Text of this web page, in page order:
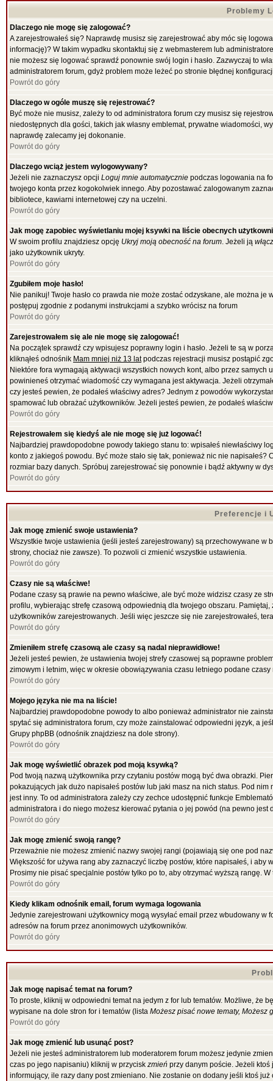
Problemy
Dlaczego nie mogę się zalogować?
A zarejestrowałeś się? Naprawdę musisz się zarejestrować aby móc się
informację)? W takim wypadku skontaktuj się z webmasterem lub
nie możesz się logować sprawdź ponownie swój login i hasło. Zazwyczaj to
administratorem forum, gdyż problem może leżeć po stronie błędnej
Powrót do góry
Dlaczego w ogóle muszę się rejestrować?
Być może nie musisz, zależy to od administratora forum czy musisz się
niedostępnych dla gości, takich jak własny emblemat, prywatne wiadomości,
naprawdę zalecamy jej dokonanie.
Powrót do góry
Dlaczego wciąż jestem wylogowywany?
Jeżeli nie zaznaczysz opcji Loguj mnie automatycznie podczas logowania na
twojego konta przez kogokolwiek innego. Aby pozostawać zalogowanym
bibliotece, kawiarni internetowej czy na uczelni.
Powrót do góry
Jak mogę zapobiec wyświetlaniu mojej ksywki na liście obecnych
W swoim profilu znajdziesz opcję Ukryj moją obecność na forum. Jeżeli ją
jako użytkownik ukryty.
Powrót do góry
Zgubiłem moje hasło!
Nie panikuj! Twoje hasło co prawda nie może zostać odzyskane, ale można
postępuj zgodnie z podanymi instrukcjami a szybko wrócisz na forum
Powrót do góry
Zarejestrowałem się ale nie mogę się zalogować!
Na początek sprawdź czy wpisujesz poprawny login i hasło. Jeżeli te są w
kliknąłeś odnośnik Mam mniej niż 13 latpodczas rejestracji musisz postąpić
Niektóre fora wymagają aktywacji wszystkich nowych kont, albo przez
powinieneś otrzymać wiadomość czy wymagana jest aktywacja. Jeżeli
czy jesteś pewien, że podałeś właściwy adres? Jednym z powodów
spamować lub obrażać użytkowników. Jeżeli jesteś pewien, że podałeś
Powrót do góry
Rejestrowałem się kiedyś ale nie mogę się już logować!
Najbardziej prawdopodobne powody takiego stanu to: wpisałeś niewłaściwy
konto z jakiegoś powodu. Być może stało się tak, ponieważ nic nie
rozmiar bazy danych. Spróbuj zarejestrować się ponownie i bądź aktywny w
Powrót do góry
Preferencje i
Jak mogę zmienić swoje ustawienia?
Wszystkie twoje ustawienia (jeśli jesteś zarejestrowany) są przechowywane w
strony, chociaż nie zawsze). To pozwoli ci zmienić wszystkie ustawienia.
Powrót do góry
Czasy nie są właściwe!
Podane czasy są prawie na pewno właściwe, ale być może widzisz czasy ze
profilu, wybierając strefę czasową odpowiednią dla twojego obszaru.
użytkowników zarejestrowanych. Jeśli więc jeszcze się nie zarejestrowałeś,
Powrót do góry
Zmieniłem strefę czasową ale czasy są nadal nieprawidłowe!
Jeżeli jesteś pewien, że ustawienia twojej strefy czasowej są poprawne
zimowym i letnim, więc w okresie obowiązywania czasu letniego podane
Powrót do góry
Mojego języka nie ma na liście!
Najbardziej prawdopodobne powody to albo ponieważ administrator nie
spytać się administratora forum, czy może zainstalować odpowiedni język, a
Grupy phpBB (odnośnik znajdziesz na dole strony).
Powrót do góry
Jak mogę wyświetlić obrazek pod moją ksywką?
Pod twoją nazwą użytkownika przy czytaniu postów mogą być dwa obrazki.
pokazujących jak dużo napisałeś postów lub jaki masz na nich status. Pod
jest inny. To od administratora zależy czy zechce udostępnić funkcje
administratora i do niego możesz kierować pytania o jej powód (na pewno jest
Powrót do góry
Jak mogę zmienić swoją rangę?
Przeważnie nie możesz zmienić nazwy swojej rangi (pojawiają się one pod
Większość for używa rang aby zaznaczyć liczbę postów, które napisałeś, i
Prosimy nie pisać specjalnie postów tylko po to, aby otrzymać wyższą rangę.
Powrót do góry
Kiedy klikam odnośnik email, forum wymaga logowania
Jedynie zarejestrowani użytkownicy mogą wysyłać email przez wbudowany w
adresów na forum przez anonimowych użytkowników.
Powrót do góry
Jak mogę napisać temat na forum?
To proste, kliknij w odpowiedni temat na jedym z for lub tematów. Możliwe, że
wypisane na dole stron for i tematów (lista Możesz pisać nowe tematy, Możesz
Powrót do góry
Jak mogę zmienić lub usunąć post?
Jeżeli nie jesteś administratorem lub moderatorem forum możesz jedynie
czas po jego napisaniu) kliknij w przycisk zmień przy danym poście. Jeżeli
informujący, ile razy dany post zmieniano. Nie zostanie on dodany jeśli ktoś